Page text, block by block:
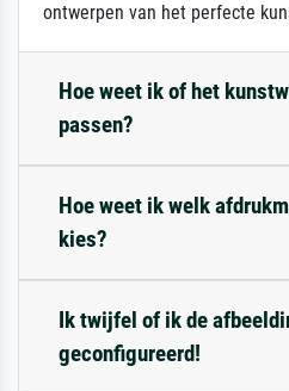
ontwerpen van het perfecte
Hoe weet ik of het
passen?
Hoe weet ik welk
kies?
Ik twijfel of ik de
geconfigureerd!